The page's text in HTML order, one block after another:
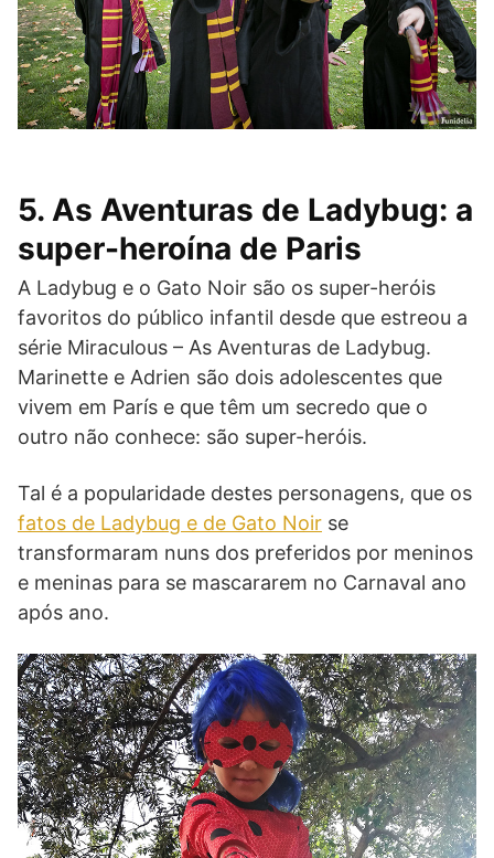
5. As Aventuras de Ladybug: a
super-heroína de Paris
A Ladybug e o Gato Noir são os super-heróis
favoritos do público infantil desde que estreou a
série Miraculous – As Aventuras de Ladybug.
Marinette e Adrien são dois adolescentes que
vivem em París e que têm um secredo que o
outro não conhece: são super-heróis.
Tal é a popularidade destes personagens, que os
fatos de Ladybug e de Gato Noir se
transformaram nuns dos preferidos por meninos
e meninas para se mascararem no Carnaval ano
após ano.